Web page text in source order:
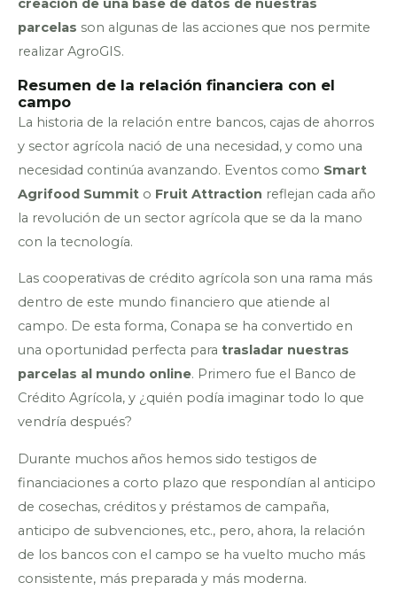
creación de una base de datos de nuestras
parcelas son algunas de las acciones que nos permite
realizar AgroGIS.
Resumen de la relación financiera con el
campo
La historia de la relación entre bancos, cajas de ahorros
y sector agrícola nació de una necesidad, y como una
necesidad continúa avanzando. Eventos como Smart
Agrifood Summit o Fruit Attraction reflejan cada año
la revolución de un sector agrícola que se da la mano
con la tecnología.
Las cooperativas de crédito agrícola son una rama más
dentro de este mundo financiero que atiende al
campo. De esta forma, Conapa se ha convertido en
una oportunidad perfecta para trasladar nuestras
parcelas al mundo online. Primero fue el Banco de
Crédito Agrícola, y ¿quién podía imaginar todo lo que
vendría después?
Durante muchos años hemos sido testigos de
financiaciones a corto plazo que respondían al anticipo
de cosechas, créditos y préstamos de campaña,
anticipo de subvenciones, etc., pero, ahora, la relación
de los bancos con el campo se ha vuelto mucho más
consistente, más preparada y más moderna.